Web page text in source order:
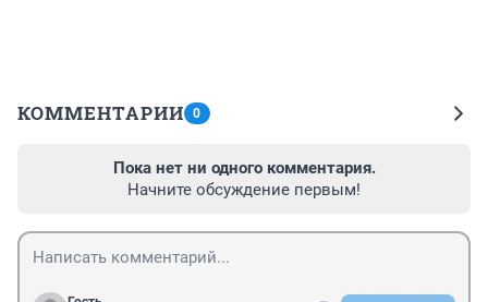
КОММЕНТАРИИ 0
Пока нет ни одного комментария.
Начните обсуждение первым!